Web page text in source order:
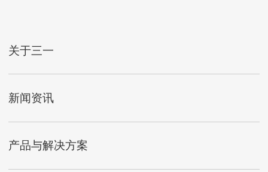
关于三一
新闻资讯
产品与解决方案